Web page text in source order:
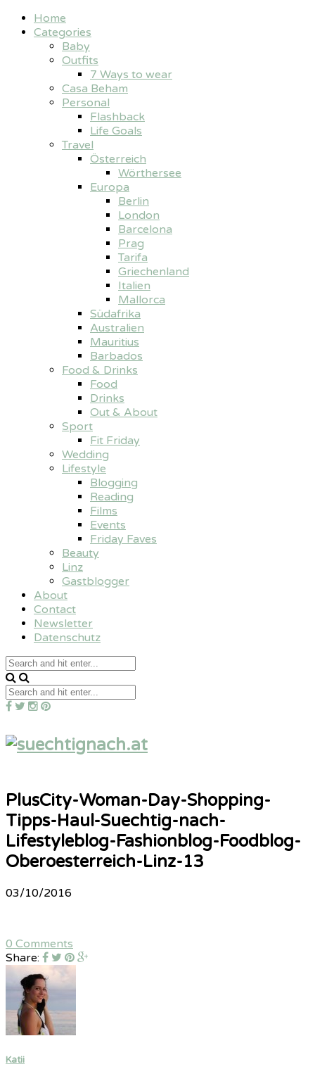
Home
Categories
Baby
Outfits
7 Ways to wear
Casa Beham
Personal
Flashback
Life Goals
Travel
Österreich
Wörthersee
Europa
Berlin
London
Barcelona
Prag
Tarifa
Griechenland
Italien
Mallorca
Südafrika
Australien
Mauritius
Barbados
Food & Drinks
Food
Drinks
Out & About
Sport
Fit Friday
Wedding
Lifestyle
Blogging
Reading
Films
Events
Friday Faves
Beauty
Linz
Gastblogger
About
Contact
Newsletter
Datenschutz
PlusCity-Woman-Day-Shopping-
Tipps-Haul-Suechtig-nach-
Lifestyleblog-Fashionblog-Foodblog-
Oberoesterreich-Linz-13
03/10/2016
0 Comments
Share:
Katii